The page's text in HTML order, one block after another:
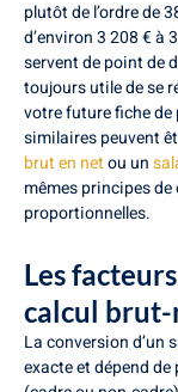
plutôt de l’ordre de
d’environ 3 208 € à
servent de point de
toujours utile de se
votre future fiche
similaires peuvent
brut en netou un
mêmes principes
proportionnelles.
Les
calcul
La conversion d’un
exacte et dépend